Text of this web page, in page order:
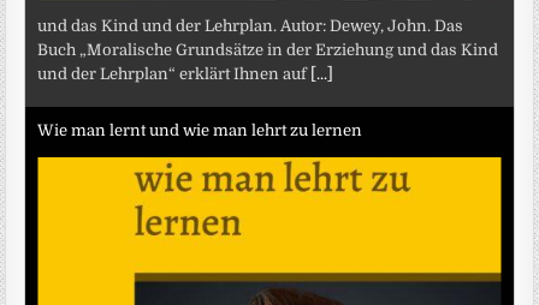
und das Kind und der Lehrplan. Autor: Dewey, John. Das
Buch „Moralische Grundsätze in der Erziehung und das Kind
und der Lehrplan“ erklärt Ihnen auf [...]
Wie man lernt und wie man lehrt zu lernen